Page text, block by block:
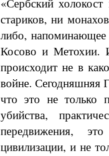
стариков, ни
либо, напоминающее
Косово и Метохии.
происходит не в
войне. Сегодняшняя
что это не только
убийства,
передвижения,
цивилизации, и не